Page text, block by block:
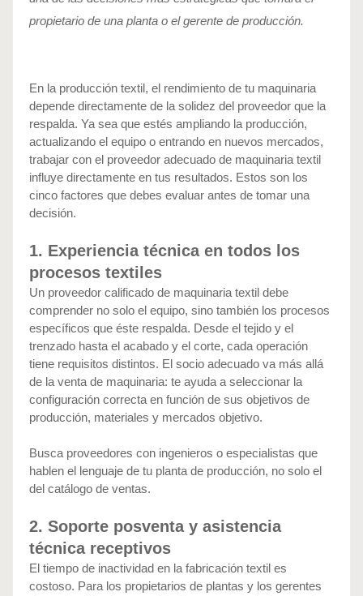
propietario de una planta o el gerente de producción.
En la producción textil, el rendimiento de tu maquinaria
depende directamente de la solidez del proveedor que la
respalda. Ya sea que estés ampliando la producción,
actualizando el equipo o entrando en nuevos mercados,
trabajar con el proveedor adecuado de maquinaria textil
influye directamente en tus resultados. Estos son los
cinco factores que debes evaluar antes de tomar una
decisión.
1. Experiencia técnica en todos los
procesos textiles
Un proveedor calificado de maquinaria textil debe
comprender no solo el equipo, sino también los procesos
específicos que éste respalda. Desde el tejido y el
trenzado hasta el acabado y el corte, cada operación
tiene requisitos distintos. El socio adecuado va más allá
de la venta de maquinaria: te ayuda a seleccionar la
configuración correcta en función de sus objetivos de
producción, materiales y mercados objetivo.
Busca proveedores con ingenieros o especialistas que
hablen el lenguaje de tu planta de producción, no solo el
del catálogo de ventas.
2. Soporte posventa y asistencia
técnica receptivos
El tiempo de inactividad en la fabricación textil es
costoso. Para los propietarios de plantas y los gerentes